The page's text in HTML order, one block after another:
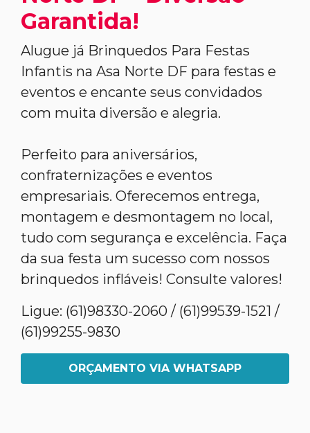
Garantida!
Alugue já Brinquedos Para Festas
Infantis na Asa Norte DF para festas e
eventos e encante seus convidados
com muita diversão e alegria.
Perfeito para aniversários,
confraternizações e eventos
empresariais. Oferecemos entrega,
montagem e desmontagem no local,
tudo com segurança e excelência. Faça
da sua festa um sucesso com nossos
brinquedos infláveis! Consulte valores!
Ligue: (61)98330-2060 / (61)99539-1521 /
(61)99255-9830
ORÇAMENTO VIA WHATSAPP